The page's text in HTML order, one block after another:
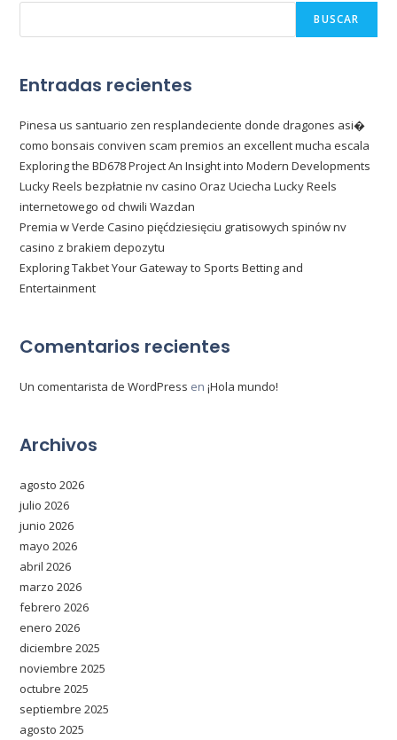
BUSCAR
Entradas recientes
Pinesa us santuario zen resplandeciente donde dragones asi�
como bonsais conviven scam premios an excellent mucha escala
Exploring the BD678 Project An Insight into Modern Developments
Lucky Reels bezpłatnie nv casino Oraz Uciecha Lucky Reels
internetowego od chwili Wazdan
Premia w Verde Casino pięćdziesięciu gratisowych spinów nv
casino z brakiem depozytu
Exploring Takbet Your Gateway to Sports Betting and
Entertainment
Comentarios recientes
Un comentarista de WordPress en¡Hola mundo!
Archivos
agosto 2026
julio 2026
junio 2026
mayo 2026
abril 2026
marzo 2026
febrero 2026
enero 2026
diciembre 2025
noviembre 2025
octubre 2025
septiembre 2025
agosto 2025